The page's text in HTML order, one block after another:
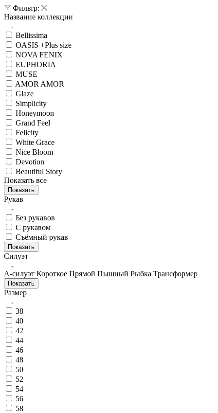
Фильтр:
Название коллекции
Bellissima
OASIS +Plus size
NOVA FENIX
EUPHORIA
MUSE
AMOR AMOR
Glaze
Simplicity
Honeymoon
Grand Feel
Felicity
White Grace
Nice Bloom
Devotion
Beautiful Story
Показать все
Показать
Рукав
Без рукавов
С рукавом
Съёмный рукав
Показать
Силуэт
А-силуэт Короткое Прямой Пышный Рыбка Трансформер
Показать
Размер
38
40
42
44
46
48
50
52
54
56
58